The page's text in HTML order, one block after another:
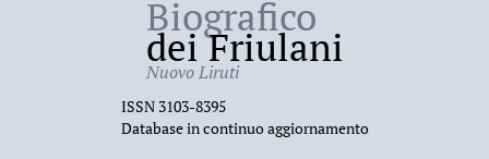
Biografico
dei Friulani
Nuovo Liruti
ISSN 3103-8395
Database in continuo aggiornamento